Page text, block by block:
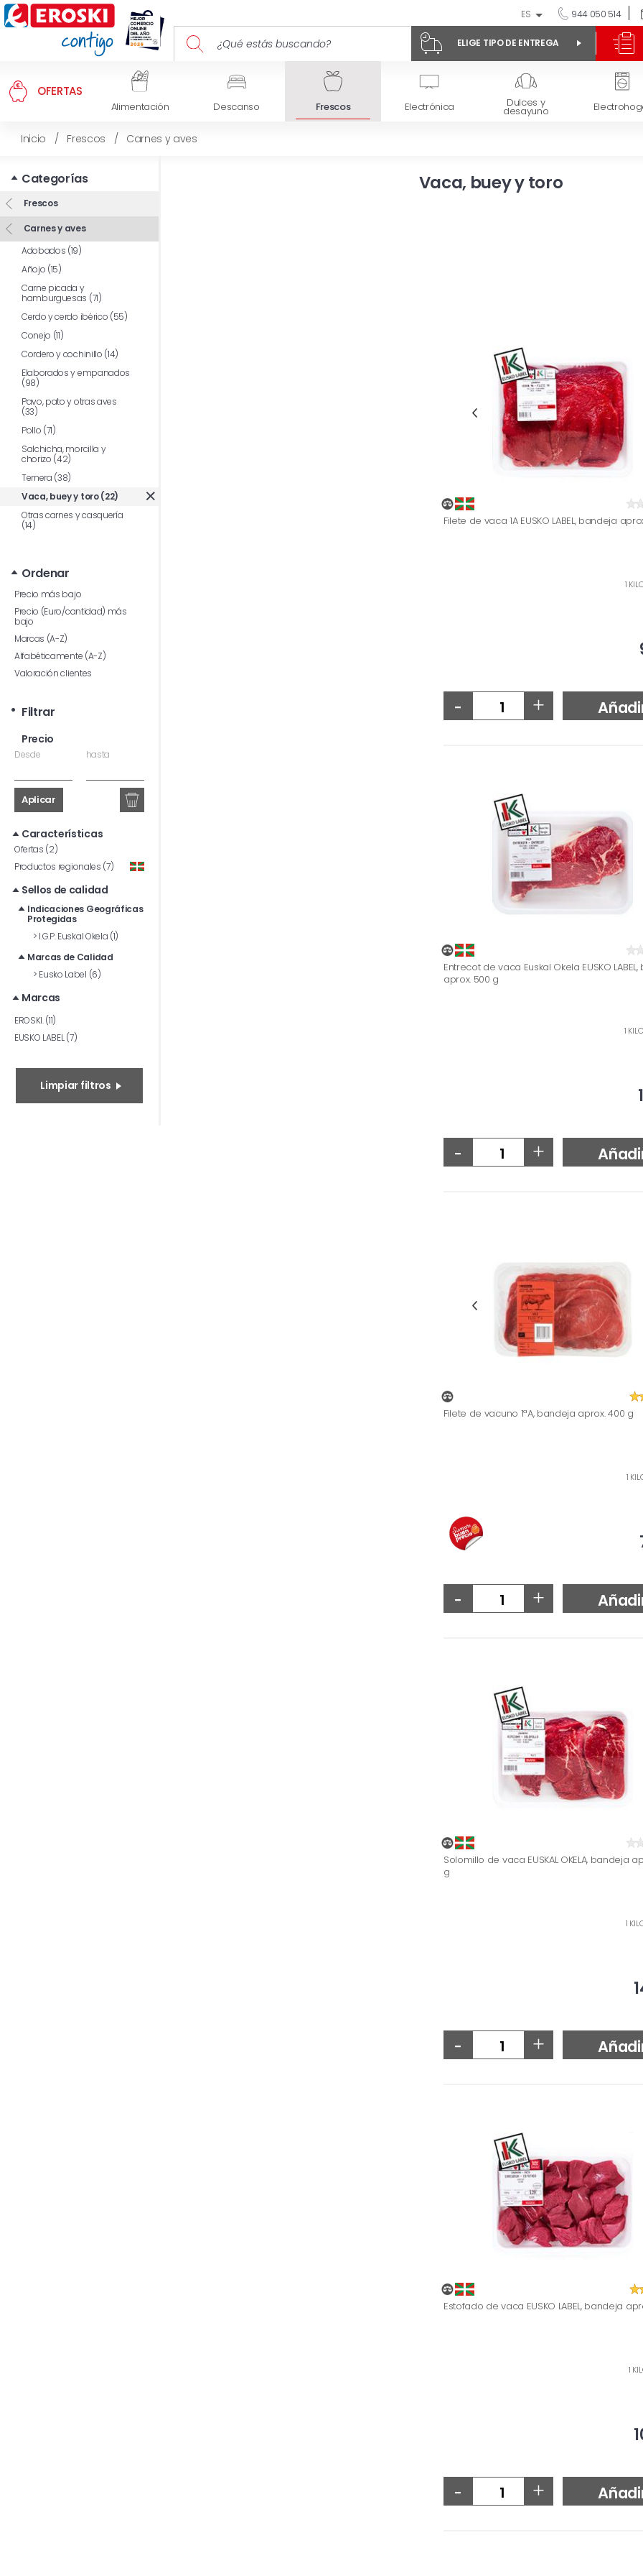
ES 944 050 514
ELIGE TIPO DE ENTREGA
OFERTAS
Alimentación Descanso Frescos Electrónica Dulces y
desayuno
Inicio / Frescos / Carnes y aves
Categorías
Frescos
Carnes y aves
Adobados (19)
Añojo (15)
Carne picada y
hamburguesas (71)
Cerdo y cerdo ibérico (55)
Conejo (11)
Cordero y cochinillo (14)
Elaborados y empanados
(98)
Pavo, pato y otras aves
(33)
Pollo (71)
Salchicha, morcilla y
chorizo (42)
Ternera (38)
Vaca, buey y toro (22)
Otras carnes y casquería
(14)
Ordenar
Precio más bajo
Precio (Euro/cantidad) más
bajo
Marcas (A-Z)
Alfabéticamente (A-Z)
Valoración clientes
Filtrar
Precio
Desde hasta
Aplicar
Características
Ofertas (2)
Productos regionales (7)
Sellos de calidad
Indicaciones Geográficas
Protegidas
> I.G.P. Euskal Okela (1)
Marcas de Calidad
> Eusko Label (6)
Marcas
EROSKI. (11)
EUSKO LABEL (7)
Limpiar filtros
Vaca, buey y toro
Filete de vaca 1A EUSKO LABEL, bandeja
1
- +
Entrecot de vaca Euskal Okela EUSKO
aprox. 500 g
1
- +
Filete de vacuno 1ªA, bandeja aprox. 400 g
1
- +
Solomillo de vaca EUSKAL OKELA, bandeja
g
1
- +
Estofado de vaca EUSKO LABEL, bandeja
1
- +